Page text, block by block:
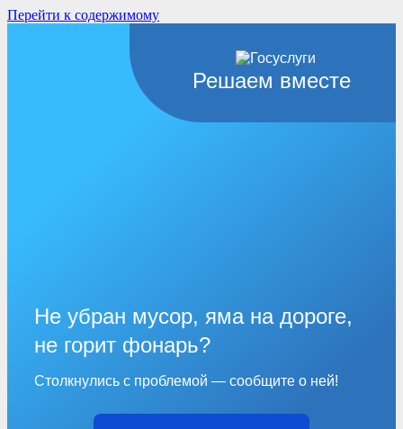
Перейти к содержимому
Решаем вместе
Не убран мусор, яма на дороге,
не горит фонарь?
Столкнулись с проблемой — сообщите о ней!